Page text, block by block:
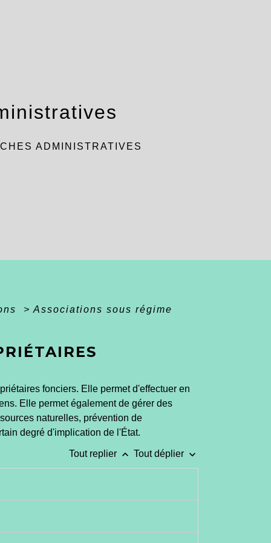
ADMINISTRATIVES
> Associations sous régime
fonciers. Elle permet d'effectuer en
Elle permet également de gérer des
naturelles, prévention de
degré d'implication de l'État.
Tout replier keyboard_arrow_up Tout déplier keyboard_arrow_down